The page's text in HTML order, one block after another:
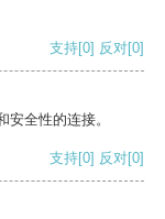
支持[0] 反对[0]
全性的连接。
支持[0] 反对[0]